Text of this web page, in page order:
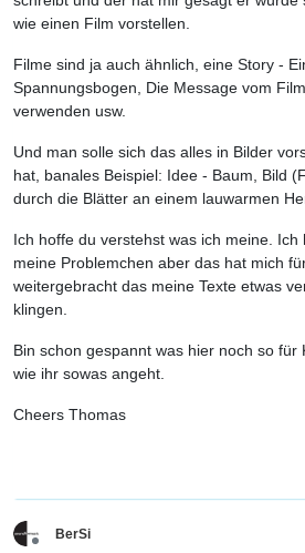
wie einen Film vorstellen.
Filme sind ja auch ähnlich, eine Story -
Spannungsbogen, Die Message vom
verwenden usw.
Und man solle sich das alles in Bilder
hat, banales Beispiel: Idee - Baum, Bild
durch die Blätter an einem lauwarmen
Ich hoffe du verstehst was ich meine.
meine Problemchen aber das hat mich
weitergebracht das meine Texte etwas
klingen.
Bin schon gespannt was hier noch so für
wie ihr sowas angeht.
Cheers Thomas
BerSi